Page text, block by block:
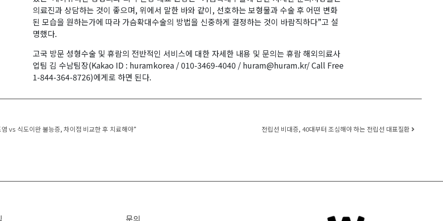
의료진과 상담하는 것이 좋으며, 위에서 말한 바와 같이, 선호하는 보형물과 수술 후 어떤 변화
된 모습을 원하는가에 따라 가슴확대수술의 방법을 신중하게 결정하는 것이 바람직하다”고 설
명했다.
고국 방문 성형수술 및 휴람의 전반적인 서비스에 대한 자세한 내용 및 문의는 휴람 해외의료사
업팀 김 수남팀장(Kakao ID : huramkorea / 010-3469-4040 / huram@huram.kr/ Call Free
1-844-364-8726)에게로 하면 된다.
vs 식도이완 불능증, 차이점 비교한 후 치료해야” 전립선 비대증, 40대부터 조심해야 하는 전립선 대표질환